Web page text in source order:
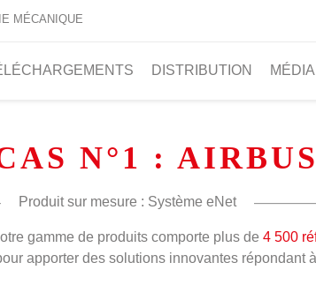
MÉCANIQUE
DISTRIBUTION MÉDIA
N°1 :
Produit sur mesure : Système eNet
gamme de produits comporte plus de 4 500
apporter des solutions innovantes répondant